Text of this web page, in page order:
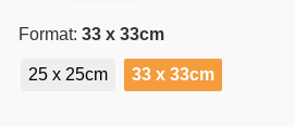
Format: 33 x 33cm
25 x 25cm 33 x 33cm